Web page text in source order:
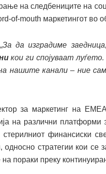
на следбениците на
of-mouth маркетингот во
За да изградиме
кои ги спојуваат
нашите канали – ние
за маркетинг на
на различни
финансиски
стратегии кои се
пораки преку